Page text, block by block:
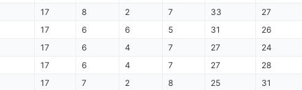
17 8 2 7 33 27
17 6 6 5 31 26
17 6 4 7 27 24
17 6 4 7 27 28
17 7 2 8 25 31